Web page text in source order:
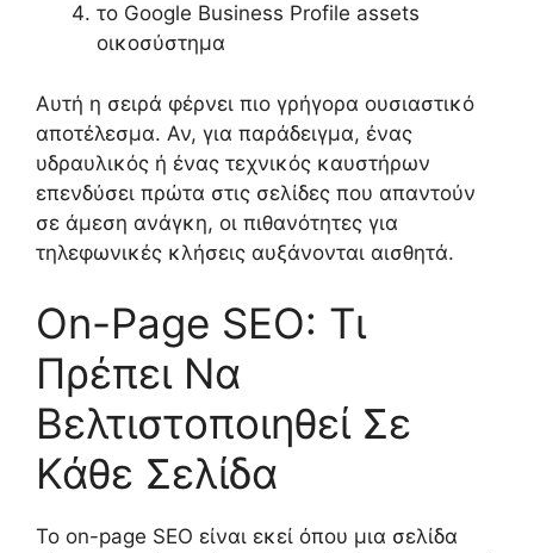
το Google Business Profile assets
οικοσύστημα
Αυτή η σειρά φέρνει πιο γρήγορα ουσιαστικό
αποτέλεσμα. Αν, για παράδειγμα, ένας
υδραυλικός ή ένας τεχνικός καυστήρων
επενδύσει πρώτα στις σελίδες που απαντούν
σε άμεση ανάγκη, οι πιθανότητες για
τηλεφωνικές κλήσεις αυξάνονται αισθητά.
On-Page SEO: Τι
Πρέπει Να
Βελτιστοποιηθεί Σε
Κάθε Σελίδα
Το on-page SEO είναι εκεί όπου μια σελίδα